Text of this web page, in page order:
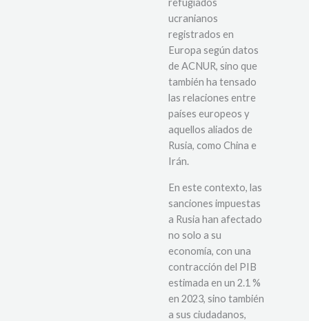
refugiados
ucranianos
registrados en
Europa según datos
de ACNUR, sino que
también ha tensado
las relaciones entre
países europeos y
aquellos aliados de
Rusia, como China e
Irán.
En este contexto, las
sanciones impuestas
a Rusia han afectado
no solo a su
economía, con una
contracción del PIB
estimada en un 2.1 %
en 2023, sino también
a sus ciudadanos,